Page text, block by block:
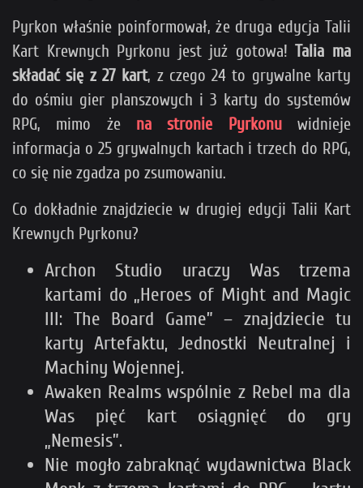
Pyrkon właśnie poinformował, że druga edycja Talii
Kart Krewnych Pyrkonu jest już gotowa!Talia ma
składać się z 27 kart, z czego 24 to grywalne karty
do ośmiu gier planszowych i 3 karty do systemów
RPG, mimo że na stronie Pyrkonuwidnieje
informacja o 25 grywalnych kartach i trzech do RPG,
co się nie zgadza po zsumowaniu.
Co dokładnie znajdziecie w drugiej edycji Talii Kart
Krewnych Pyrkonu?
Archon Studio uraczy Was trzema
kartami do „Heroes of Might and Magic
III: The Board Game” – znajdziecie tu
karty Artefaktu, Jednostki Neutralnej i
Machiny Wojennej.
Awaken Realms wspólnie z Rebel ma dla
Was pięć kart osiągnięć do gry
„Nemesis”.
Nie mogło zabraknąć wydawnictwa Black